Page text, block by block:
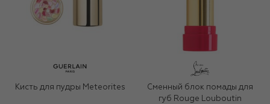
Кисть для пудры Meteorites
Сменный блок помады для
губ Rouge Louboutin